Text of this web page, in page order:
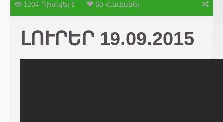
1204 Դիտվել է 60 Հավանել
ԼՈՒՐԵՐ 19.09.2015